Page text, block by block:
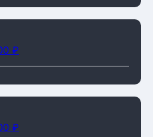
₽
₽